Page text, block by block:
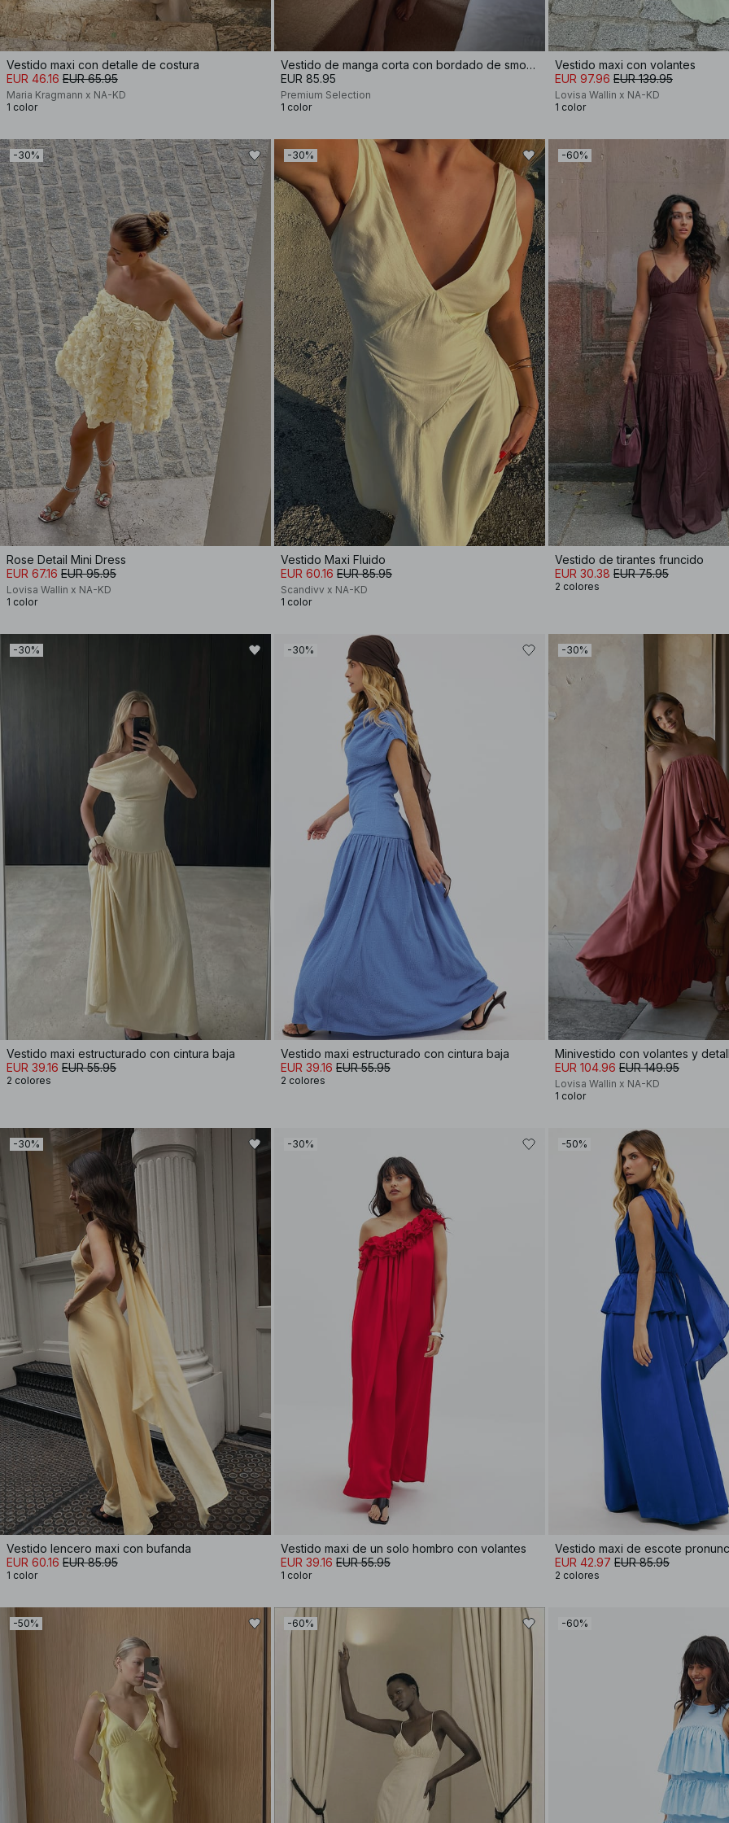
Vestido maxi con detalle de costura
EUR 46.16 EUR 65.95
Maria Kragmann x NA-KD
1 color
Vestido de manga corta con bordado de smocks
EUR 85.95
Premium Selection
1 color
Vestido maxi con volantes
EUR 97.96 EUR 139.95
Lovisa Wallin x NA-KD
1 color
-30%
Rose Detail Mini Dress
EUR 67.16 EUR 95.95
Lovisa Wallin x NA-KD
1 color
-30%
Vestido Maxi Fluido
EUR 60.16 EUR 85.95
Scandivv x NA-KD
1 color
-60%
Vestido de tirantes fruncido
EUR 30.38 EUR 75.95
2 colores
-30%
Vestido maxi estructurado con cintura baja
EUR 39.16 EUR 55.95
2 colores
-30%
Vestido maxi estructurado con cintura baja
EUR 39.16 EUR 55.95
2 colores
-30%
Minivestido con volantes y
EUR 104.96 EUR 149.95
Lovisa Wallin x NA-KD
1 color
-30%
Vestido lencero maxi con bufanda
EUR 60.16 EUR 85.95
1 color
-30%
Vestido maxi de un solo hombro con volantes
EUR 39.16 EUR 55.95
1 color
-50%
EUR 42.97 EUR 85.95
2 colores
-50% -60% -60%